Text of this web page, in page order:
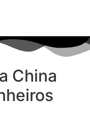
China